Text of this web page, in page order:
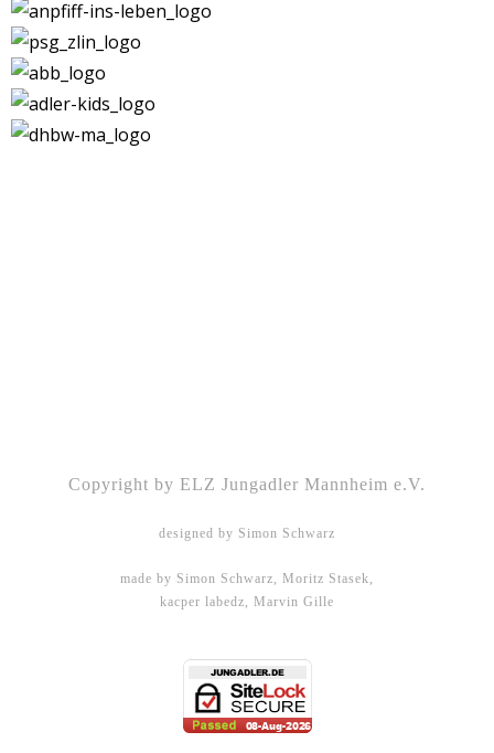
Copyright by ELZ Jungadler Mannheim e.V.
designed by Simon Schwarz
made by Simon Schwarz, Moritz Stasek,
kacper labedz, Marvin Gille